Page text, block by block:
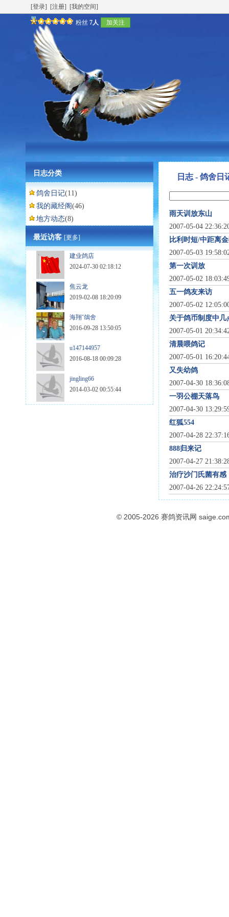
[登录] [注册] [我的空间]
粉丝 7人 加关注
日志分类
鸽舍日记(11)
我的藏经阁(46)
地方动态(8)
最近访客[更多]
建业鸽店
2024-07-30 02:18:12
焦云龙
2019-02-08 18:20:09
海翔ˇ鴿舍
2016-09-28 13:50:05
u147144957
2016-08-18 00:09:28
jingling66
2014-03-02 00:55:44
日志 - 鸽舍日
雨天训放东山
2007-05-04
比利时短/中距离
2007-05-03
第一次训放
2007-05-02
五一鸽友来访
2007-05-02
关于鸽币制度中几
2007-05-01
清晨喂鸽记
2007-05-01
又失幼鸽
2007-04-30
一羽公棚天落鸟
2007-04-30
红狐554
2007-04-28
888归来记
2007-04-27
治疗沙门氏菌有感
2007-04-26
© 2005-2026 赛鸽资讯网